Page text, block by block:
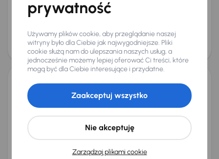
Miesięczna rata
Cena
48 700 zł
Taniej o 1 000 zł
Škoda Octavia 1.0 TSI e-tec
2020 Automat Benzyna + Hybryda
Od pierwszego właściciela
Salon Polska
62 000 zł
prywatność
Używamy plików cookie, aby przeglądanie naszej
witryny było dla Ciebie jak najwygodniejsze. Pliki
cookie służą nam do ulepszania naszych usług, a
jednocześnie możemy lepiej oferować Ci treści, które
mogą być dla Ciebie interesujące i przydatne.
Zarządzaj plikami cookie
Nie akceptuję
Zaakceptuj wszystko